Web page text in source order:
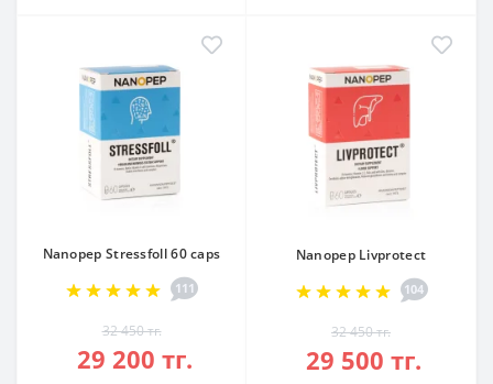
Nanopep Stressfoll 60 caps
111
32 450 тг.
29 200 тг.
Nanopep Livprotect
104
32 450 тг.
29 500 тг.